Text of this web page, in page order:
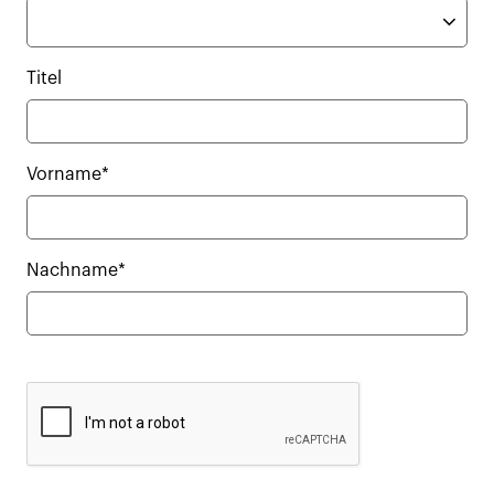
Titel
Vorname*
Nachname*